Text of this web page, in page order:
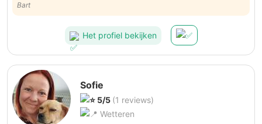
Bart
Het profiel bekijken
Sofie
5/5 (1 reviews)
Wetteren